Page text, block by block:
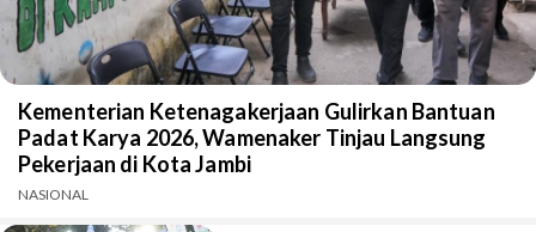
Kementerian Ketenagakerjaan Gulirkan Bantuan
Padat Karya 2026, Wamenaker Tinjau Langsung
Pekerjaan di Kota Jambi
NASIONAL